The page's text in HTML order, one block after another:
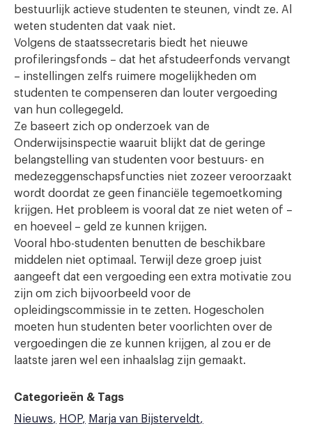
bestuurlijk actieve studenten te steunen, vindt ze. Al
weten studenten dat vaak niet.
Volgens de staatssecretaris biedt het nieuwe
profileringsfonds – dat het afstudeerfonds vervangt
– instellingen zelfs ruimere mogelijkheden om
studenten te compenseren dan louter vergoeding
van hun collegegeld.
Ze baseert zich op onderzoek van de
Onderwijsinspectie waaruit blijkt dat de geringe
belangstelling van studenten voor bestuurs- en
medezeggenschapsfuncties niet zozeer veroorzaakt
wordt doordat ze geen financiële tegemoetkoming
krijgen. Het probleem is vooral dat ze niet weten of –
en hoeveel – geld ze kunnen krijgen.
Vooral hbo-studenten benutten de beschikbare
middelen niet optimaal. Terwijl deze groep juist
aangeeft dat een vergoeding een extra motivatie zou
zijn om zich bijvoorbeeld voor de
opleidingscommissie in te zetten. Hogescholen
moeten hun studenten beter voorlichten over de
vergoedingen die ze kunnen krijgen, al zou er de
laatste jaren wel een inhaalslag zijn gemaakt.
Categorieën & Tags
Nieuws
HOP
Marja van Bijsterveldt